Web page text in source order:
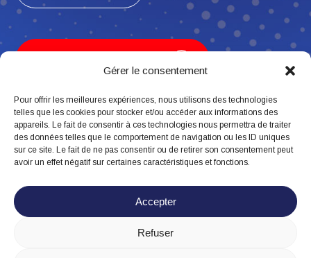
Gérer le consentement
Pour offrir les meilleures expériences, nous utilisons des technologies
telles que les cookies pour stocker et/ou accéder aux informations des
appareils. Le fait de consentir à ces technologies nous permettra de traiter
des données telles que le comportement de navigation ou les ID uniques
sur ce site. Le fait de ne pas consentir ou de retirer son consentement peut
avoir un effet négatif sur certaines caractéristiques et fonctions.
Accepter
Refuser
Suivez-nous